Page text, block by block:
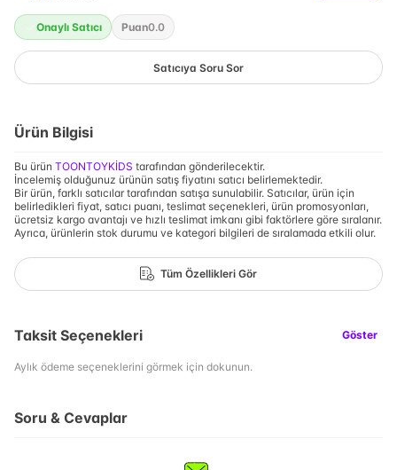
Onaylı Satıcı Puan0.0
Satıcıya Soru Sor
Ürün Bilgisi
Bu ürün TOONTOYKİDS tarafından gönderilecektir.
İncelemiş olduğunuz ürünün satış fiyatını satıcı belirlemektedir.
Bir ürün, farklı satıcılar tarafından satışa sunulabilir. Satıcılar, ürün için
belirledikleri fiyat, satıcı puanı, teslimat seçenekleri, ürün promosyonları,
ücretsiz kargo avantajı ve hızlı teslimat imkanı gibi faktörlere göre sıralanır.
Ayrıca, ürünlerin stok durumu ve kategori bilgileri de sıralamada etkili olur.
Tüm Özellikleri Gör
Taksit Seçenekleri Göster
Aylık ödeme seçeneklerini görmek için dokunun.
Soru & Cevaplar